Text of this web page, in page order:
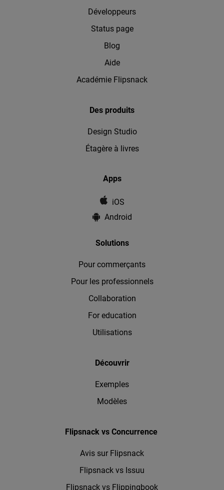
Développeurs
Status page
Blog
Aide
Académie Flipsnack
Des produits
Design Studio
Étagère à livres
Apps
iOS
Android
Solutions
Pour commerçants
Pour les professionnels
Collaboration
For education
Utilisations
Découvrir
Exemples
Modèles
Flipsnack vs Concurrence
Avis sur Flipsnack
Flipsnack vs Issuu
Flipsnack vs Flippingbook